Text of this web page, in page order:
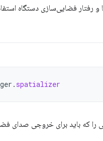
رفتار فضایی‌سازی دستگاه
. spatializer
را که باید برای خروجی صدای